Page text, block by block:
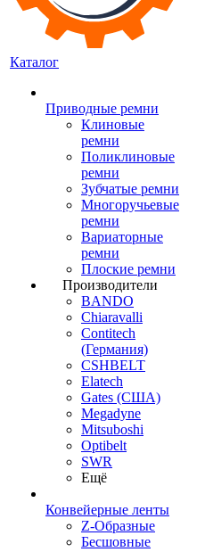
Каталог
Приводные ремни
Клиновые
ремни
Поликлиновые
ремни
Зубчатые ремни
Многоручьевые
ремни
Вариаторные
ремни
Плоские ремни
Производители
BANDO
Chiaravalli
Contitech
(Германия)
CSHBELT
Elatech
Gates (США)
Megadyne
Mitsuboshi
Optibelt
SWR
Ещё
Конвейерные ленты
Z-Образные
Бесшовные